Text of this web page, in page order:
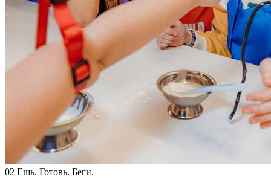
02 Ешь. Готовь. Беги.